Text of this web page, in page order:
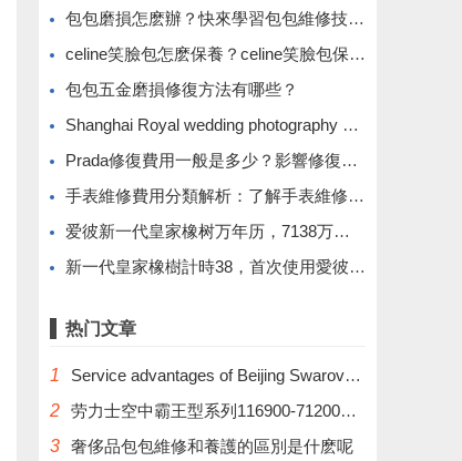
​包包磨損怎麽辦？快來學習包包維修技巧吧！
​celine笑臉包怎麽保養？celine笑臉包保養方法有哪些？
​包包五金磨損修復方法有哪些？
Shanghai Royal wedding photography costumes and props
​Prada修復費用一般是多少？影響修復費用的因素解析
​手表維修費用分類解析：了解手表維修價格的不同類型
爱彼新一代皇家橡树万年历，7138万年历机芯构造
新一代皇家橡樹計時38，首次使用愛彼自產機芯。
热门文章
1
Service advantages of Beijing Swarovski Wedding Photography
2 劳力士空中霸王型系列116900-71200腕表
3 奢侈品包包維修和養護的區別是什麽呢